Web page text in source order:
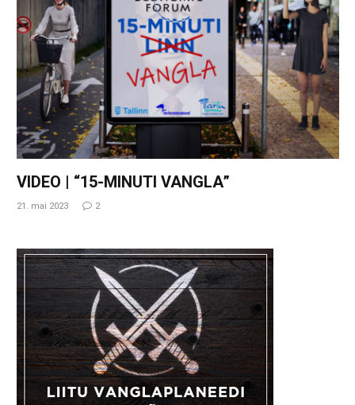
VIDEO | “15-MINUTI VANGLA”
21. mai 2023 2